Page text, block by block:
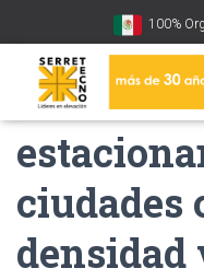
100%
ciudades